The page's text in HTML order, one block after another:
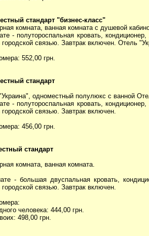
стандарт "бизнес-класс"
комната, ванная комната с душевой
- полутороспальная кровать,
городской связью. Завтрак включен. Отель
552,00 грн.
стандарт
одноместный полулюкс с ванной
- полутороспальная кровать,
связью. Завтрак включен.
456,00 грн.
стандарт
комната, ванная комната.
- большая двуспальная кровать,
связью. Завтрак включен.
человека: 444,00 грн.
498,00 грн.